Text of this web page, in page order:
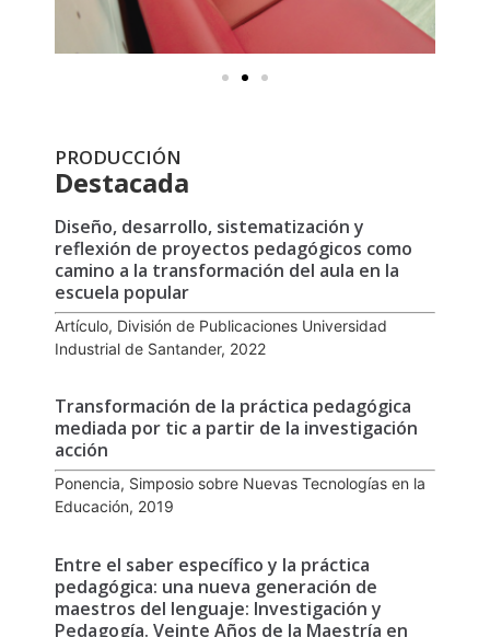
PRODUCCIÓN
Destacada
Diseño, desarrollo, sistematización y
reflexión de proyectos pedagógicos como
camino a la transformación del aula en la
escuela popular
Artículo, División de Publicaciones Universidad
Industrial de Santander, 2022
Transformación de la práctica pedagógica
mediada por tic a partir de la investigación
acción
Ponencia, Simposio sobre Nuevas Tecnologías en la
Educación, 2019
Entre el saber específico y la práctica
pedagógica: una nueva generación de
maestros del lenguaje: Investigación y
Pedagogía. Veinte Años de la Maestría en